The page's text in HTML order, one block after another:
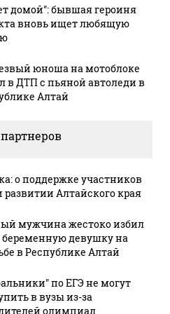
Председателю
правительства
Алтай
Александру
исполнилось
40 лет
домой": бывшая героиня
вновь ищет любящую
юноша на мотоблоке
в ДТП с пьяной автоледи в
Алтай
о поддержке участников
развитии Алтайского края
мужчина жестоко избил
девушку на
в Республике Алтай
по ЕГЭ не могут
в вузы из-за
олимпиад